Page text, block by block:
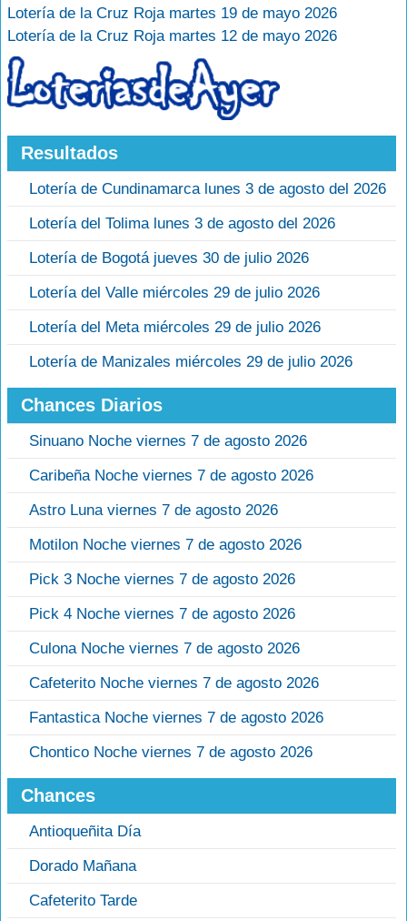
Lotería de la Cruz Roja martes 19 de mayo 2026
Lotería de la Cruz Roja martes 12 de mayo 2026
Resultados
Lotería de Cundinamarca lunes 3 de agosto del 2026
Lotería del Tolima lunes 3 de agosto del 2026
Lotería de Bogotá jueves 30 de julio 2026
Lotería del Valle miércoles 29 de julio 2026
Lotería del Meta miércoles 29 de julio 2026
Lotería de Manizales miércoles 29 de julio 2026
Chances Diarios
Sinuano Noche viernes 7 de agosto 2026
Caribeña Noche viernes 7 de agosto 2026
Astro Luna viernes 7 de agosto 2026
Motilon Noche viernes 7 de agosto 2026
Pick 3 Noche viernes 7 de agosto 2026
Pick 4 Noche viernes 7 de agosto 2026
Culona Noche viernes 7 de agosto 2026
Cafeterito Noche viernes 7 de agosto 2026
Fantastica Noche viernes 7 de agosto 2026
Chontico Noche viernes 7 de agosto 2026
Chances
Antioqueñita Día
Dorado Mañana
Cafeterito Tarde